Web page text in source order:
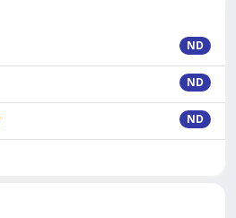
ND
ND
ND